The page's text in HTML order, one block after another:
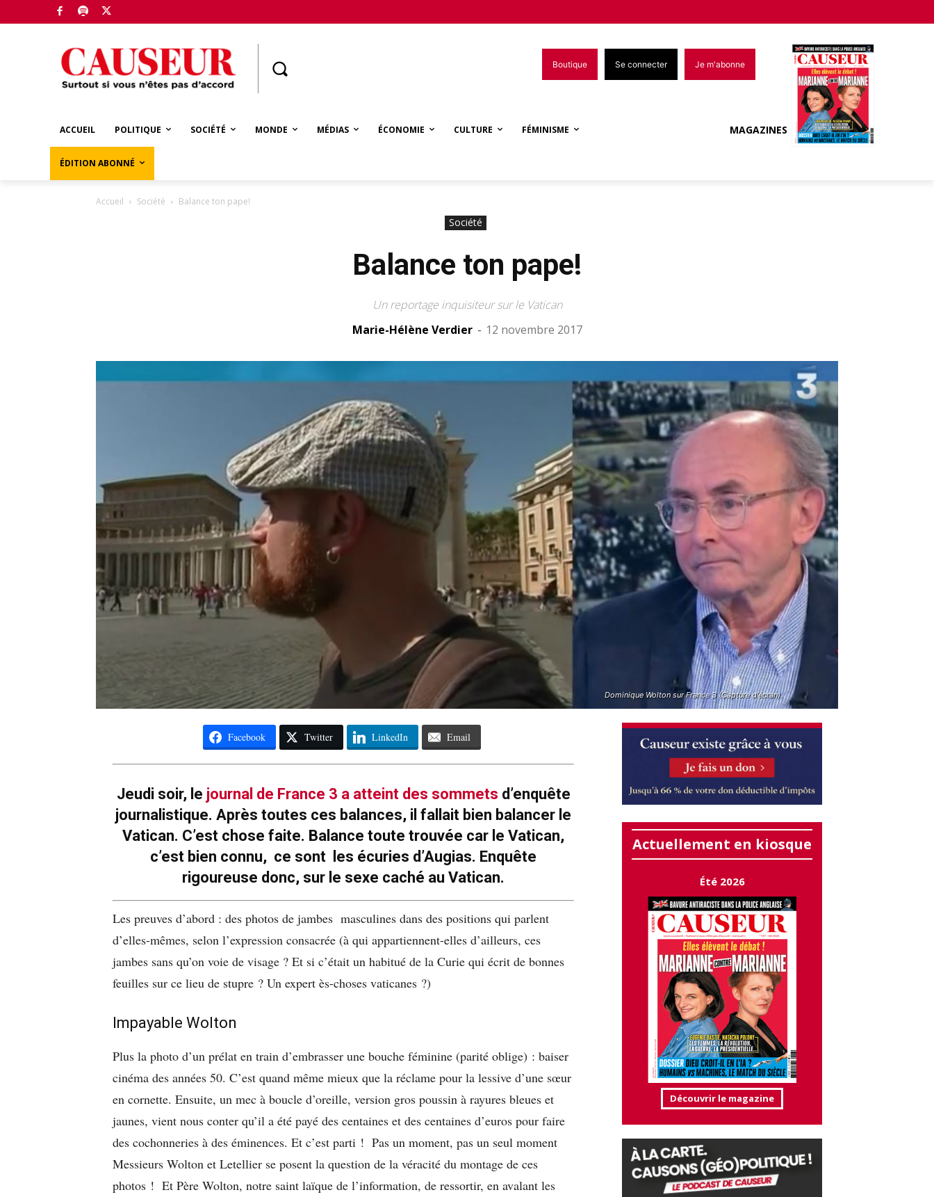
Boutique Se connecter Je m'abonne
ACCUEIL POLITIQUE SOCIÉTÉ MONDE MÉDIAS ÉCONOMIE CULTURE FÉMINISME
ÉDITION ABONNÉ
MAGAZINES
Accueil Société Balance ton pape!
Société
Balance ton pape!
Un reportage inquisiteur sur le Vatican
Marie-Hélène Verdier - 12 novembre 2017
Dominique Wolton sur France 3 (Capture d'écran).
Facebook Twitter LinkedIn Email
Jeudi soir, le journal de France 3 a atteint des sommets d’enquête
journalistique. Après toutes ces balances, il fallait bien balancer le
Vatican. C’est chose faite. Balance toute trouvée car le Vatican,
c’est bien connu, ce sont les écuries d’Augias. Enquête
rigoureuse donc, sur le sexe caché au Vatican.
Les preuves d’abord : des photos de jambes masculines dans des positions qui parlent
d’elles-mêmes, selon l’expression consacrée (à qui appartiennent-elles d’ailleurs, ces
jambes sans qu’on voie de visage ? Et si c’était un habitué de la Curie qui écrit de bonnes
feuilles sur ce lieu de stupre ? Un expert ès-choses vaticanes ?)
Impayable Wolton
Plus la photo d’un prélat en train d’embrasser une bouche féminine (parité oblige) : baiser
cinéma des années 50. C’est quand même mieux que la réclame pour la lessive d’une sœur
en cornette. Ensuite, un mec à boucle d’oreille, version gros poussin à rayures bleues et
jaunes, vient nous conter qu’il a été payé des centaines et des centaines d’euros pour faire
des cochonneries à des éminences. Et c’est parti ! Pas un moment, pas un seul moment
Messieurs Wolton et Letellier se posent la question de la véracité du montage de ces
photos ! Et Père Wolton, notre saint laïque de l’information, de ressortir, en avalant les
Actuellement en kiosque
Été 2026
Découvrir le magazine